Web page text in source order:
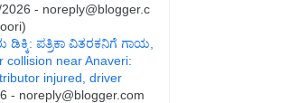
- noreply@blogger.c
ಡಿಕ್ಕಿ: ಪತ್ರಿಕಾ ವಿತರಕನಿಗೆ ಗಾಯ,
near Anaveri:
injured, driver
- noreply@blogger.com